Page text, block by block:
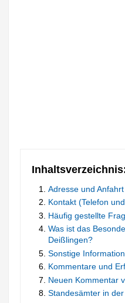
Adresse und Anfahrt
Kontakt (Telefon
Häufig gestellte
Was ist das
Deißlingen?
Sonstige
Kommentare und
Neuen Kommentar
Standesämter in